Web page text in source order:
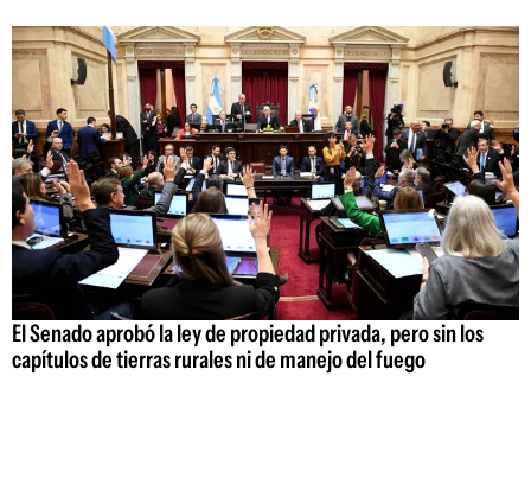
El Senado aprobó la ley de propiedad privada, pero sin los
capítulos de tierras rurales ni de manejo del fuego